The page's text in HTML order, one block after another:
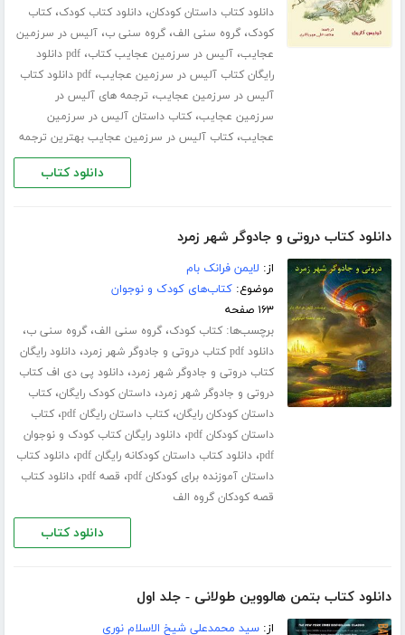
دانلود کتاب داستان کودکان،دانلود کتاب کودک،کتاب
کودک،گروه سنی الف،گروه سنی ب،آلیس در سرزمین
عجایب،آلیس در سرزمین عجایب کتاب،
pdf دانلود
رایگان کتاب آلیس در سرزمین عجایب،
pdf دانلود کتاب
آلیس در سرزمین عجایب، ترجمه های آلیس در
سرزمین عجایب،کتاب داستان آلیس در سرزمین
عجایب،کتاب آلیس در سرزمین عجایب بهترین ترجمه
دانلود کتاب
دانلود کتاب دروتی و جادوگر شهر زمرد
از: لایمن فرانک بام
موضوع:کتاب‌های کودک و نوجوان
۱۶۳ صفحه
برچسب‌ها:کتاب کودک،گروه سنی الف،گروه سنی ب،
دانلود pdf کتاب دروتی و جادوگر شهر زمرد ،دانلود رایگان
کتاب دروتی و جادوگر شهر زمرد،دانلود پی دی اف کتاب
دروتی و جادوگر شهر زمرد،داستان کودک رایگان،کتاب
داستان کودکان رایگان،کتاب داستان رایگان pdf ،کتاب
داستان کودکان pdf
،دانلود رایگان کتاب کودک و نوجوان
pdf،دانلود کتاب داستان کودکانه رایگان pdf ،دانلود کتاب
داستان آموزنده برای کودکان pdf
، قصه pdf ،دانلود کتاب
قصه کودکان گروه الف
دانلود کتاب
دانلود کتاب بتمن هالووین طولانی - جلد اول
از:سید محمدعلی شیخ الاسلام نوری